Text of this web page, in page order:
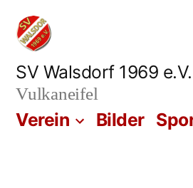
Zum
Inhalt
springen
SV Walsdorf 1969 e.V.
Vulkaneifel
Verein Bilder